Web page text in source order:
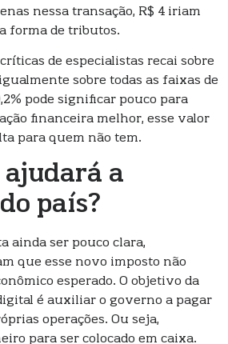
nessa transação, R$ 4 iriam
forma de tributos.
de especialistas recai sobre
sobre todas as faixas de
pode significar pouco para
financeira melhor, esse valor
para quem não tem.
ajudará a
país?
ainda ser pouco clara,
que esse novo imposto não
esperado. O objetivo da
é auxiliar o governo a pagar
operações. Ou seja,
para ser colocado em caixa.